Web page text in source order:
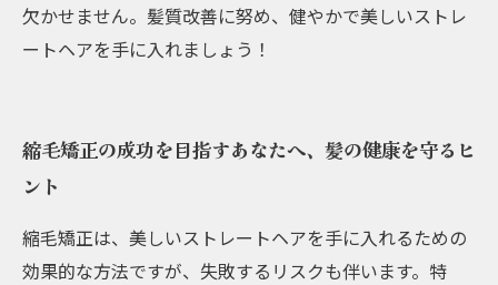
欠かせません。髪質改善に努め、健やかで美しいストレ
ートヘアを手に入れましょう！
縮毛矯正の成功を目指すあなたへ、髪の健康を守るヒ
ント
縮毛矯正は、美しいストレートヘアを手に入れるための
効果的な方法ですが、失敗するリスクも伴います。特